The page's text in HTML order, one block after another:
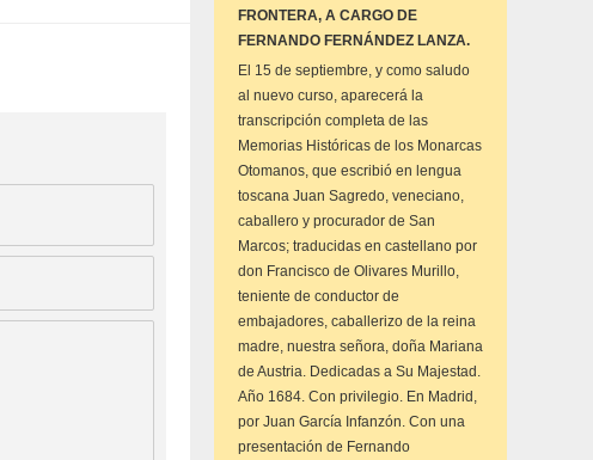
FRONTERA, A CARGO DE
FERNANDO FERNÁNDEZ LANZA.
El 15 de septiembre, y como saludo
al nuevo curso, aparecerá la
transcripción completa de las
Memorias Históricas de los Monarcas
Otomanos, que escribió en lengua
toscana Juan Sagredo, veneciano,
caballero y procurador de San
Marcos; traducidas en castellano por
don Francisco de Olivares Murillo,
teniente de conductor de
embajadores, caballerizo de la reina
madre, nuestra señora, doña Mariana
de Austria. Dedicadas a Su Majestad.
Año 1684. Con privilegio. En Madrid,
por Juan García Infanzón. Con una
presentación de Fernando